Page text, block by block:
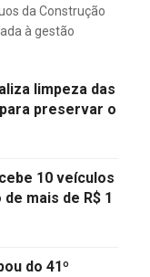
da Construção
à gestão
limpeza das
preservar o
10 veículos
mais de R$ 1
do 41º